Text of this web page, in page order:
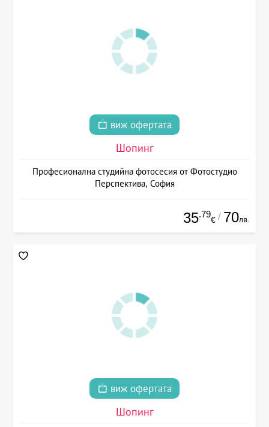
виж офертата
Шопинг
Професионална студийна фотосесия от Фотостудио
Перспектива, София
35.79
€ / 70лв.
виж офертата
Шопинг